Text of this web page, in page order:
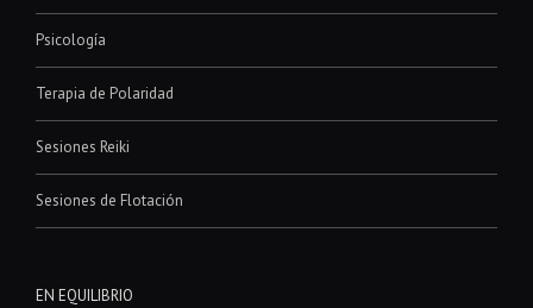
Psicología
Terapia de Polaridad
Sesiones Reiki
Sesiones de Flotación
EN EQUILIBRIO